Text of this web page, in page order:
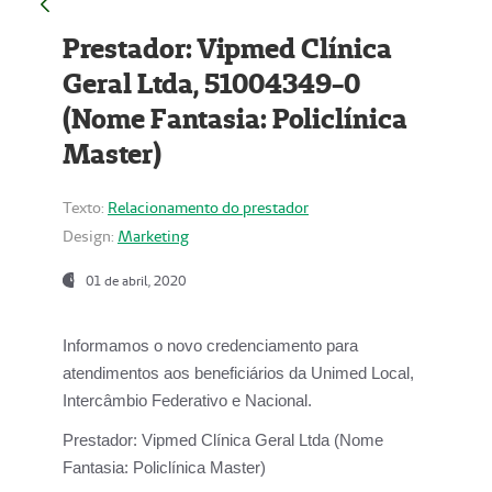
Prestador: Vipmed Clínica
Geral Ltda, 51004349-0
(Nome Fantasia: Policlínica
Master)
Texto: Relacionamento do prestador
Design: Marketing
01 de abril, 2020
Informamos o novo credenciamento para
atendimentos aos beneficiários da Unimed Local,
Intercâmbio Federativo e Nacional.
Prestador: Vipmed Clínica Geral Ltda (Nome
Fantasia: Policlínica Master)